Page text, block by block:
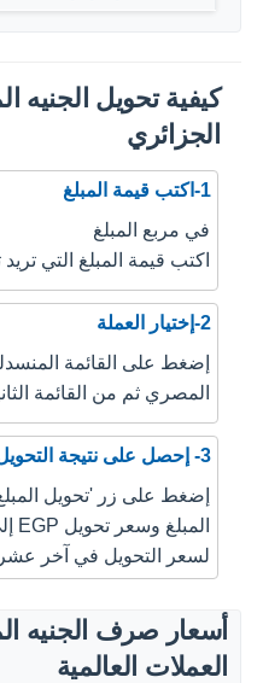
كيفية تحويل الجنيه
الجزائري
1-اكتب قيمة المبلغ
في مربع المبلغ
اكتب قيمة المبلغ التي تريد
2-إختيار العملة
إضغط على القائمة
المصري ثم من القائمة
3- إحصل على نتيجة التحويل
إضغط على زر 'تحويل
لسعر التحويل في آخر
أسعار صرف الجنيه
العملات العالمية